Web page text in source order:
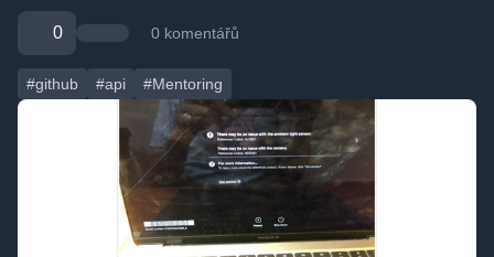
0 0 komentářů
#github #api #Mentoring